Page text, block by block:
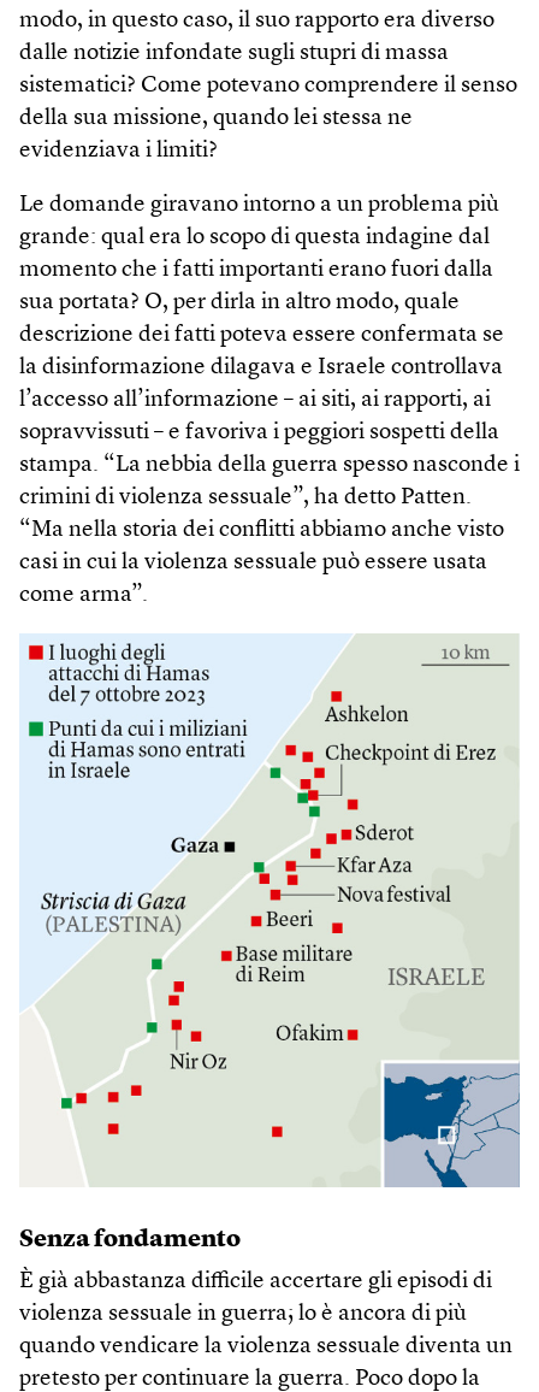
modo, in questo caso, il suo rapporto era diverso
dalle notizie infondate sugli stupri di massa
sistematici? Come potevano comprendere il senso
della sua missione, quando lei stessa ne
evidenziava i limiti?
Le domande giravano intorno a un problema più
grande: qual era lo scopo di questa indagine dal
momento che i fatti importanti erano fuori dalla
sua portata? O, per dirla in altro modo, quale
descrizione dei fatti poteva essere confermata se
la disinformazione dilagava e Israele controllava
l’accesso all’informazione – ai siti, ai rapporti, ai
sopravvissuti – e favoriva i peggiori sospetti della
stampa. “La nebbia della guerra spesso nasconde i
crimini di violenza sessuale”, ha detto Patten.
“Ma nella storia dei conflitti abbiamo anche visto
casi in cui la violenza sessuale può essere usata
come arma”.
Senza fondamento
È già abbastanza difficile accertare gli episodi di
violenza sessuale in guerra; lo è ancora di più
quando vendicare la violenza sessuale diventa un
pretesto per continuare la guerra. Poco dopo la